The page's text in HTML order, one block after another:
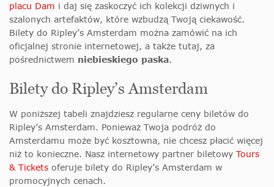
placu Dam i daj się zaskoczyć ich kolekcji dziwnych i
szalonych artefaktów, które wzbudzą Twoją ciekawość.
Bilety do Ripley’s Amsterdam można zamówić na ich
oficjalnej stronie internetowej, a także tutaj, za
pośrednictwem niebieskiego paska.
Bilety do Ripley’s Amsterdam
W poniższej tabeli znajdziesz regularne ceny biletów do
Ripley’s Amsterdam. Ponieważ Twoja podróż do
Amsterdamu może być kosztowna, nie chcesz płacić więcej
niż to konieczne. Nasz internetowy partner biletowy Tours
& Tickets oferuje bilety do Ripley’s Amsterdam w
promocyjnych cenach.